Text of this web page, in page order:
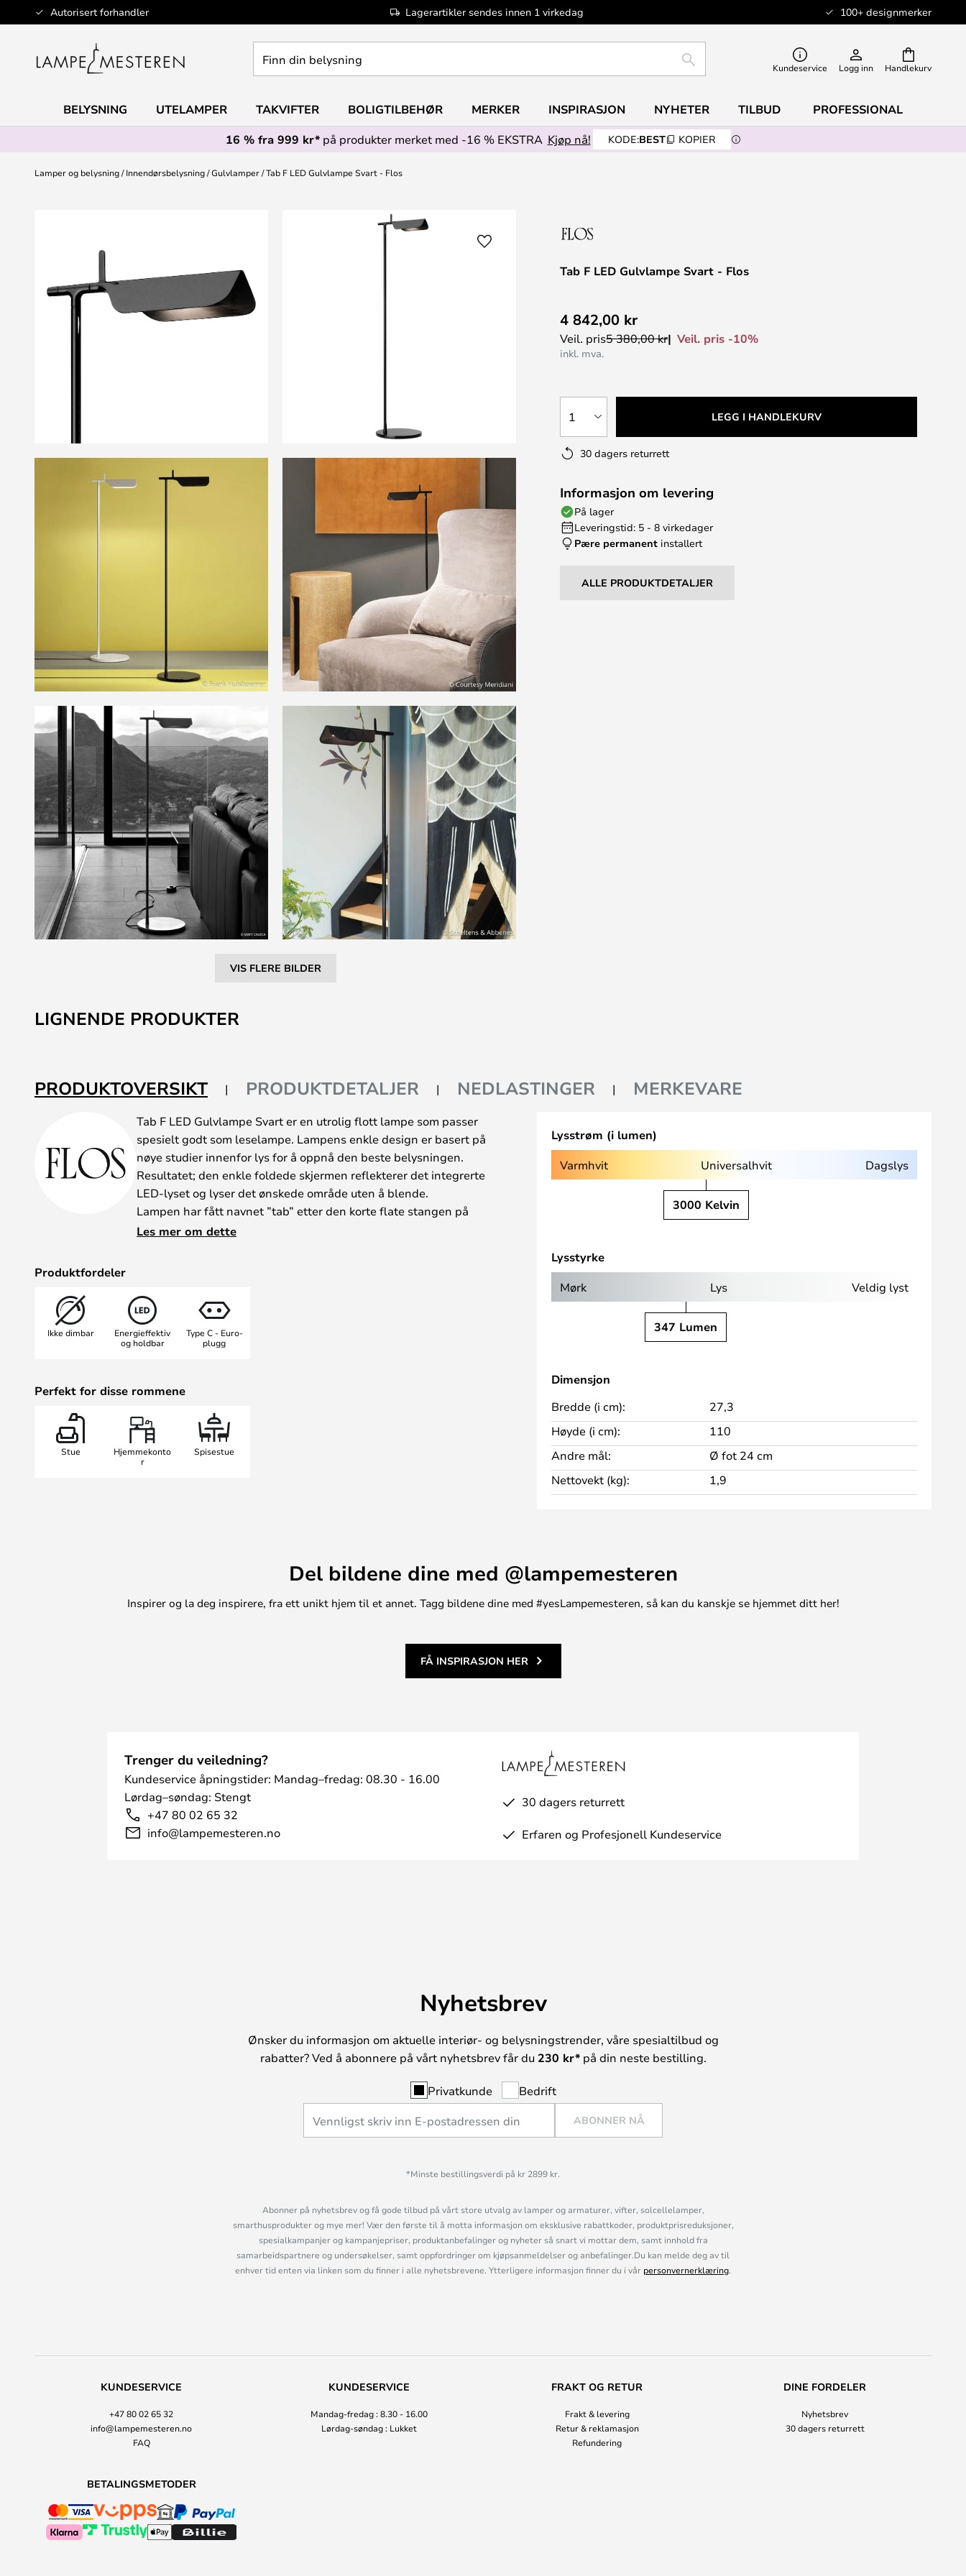
Autorisert forhandler Lagerartikler sendes innen 1 virkedag 100+ designmerker
Hopp
til
Handlekurv
din
SØK Kundeservice Logg inn
BELYSNING UTELAMPER TAKVIFTER BOLIGTILBEHØR MERKER INSPIRASJON NYHETER TILBUD
PROFESSIONAL
16 % fra 999 kr*på produkter merket med -16 % EKSTRA Kjøp nå! KODE:BEST KOPIER
Lamper og belysning Innendørsbelysning Gulvlamper Tab F LED Gulvlampe Svart - Flos
bildegalleri
VIS FLERE BILDER
til
begynnelsen
Tab F LED Gulvlampe Svart - Flos
4 842,00 kr
Veil. pris5 380,00 kr Veil. pris -10%
inkl. mva.
1 LEGG I HANDLEKURV
30 dagers returrett
Informasjon om levering
På lager
Leveringstid: 5 - 8 virkedager
Pære permanent installert
ALLE PRODUKTDETALJER
LIGNENDE PRODUKTER
PRODUKTOVERSIKT PRODUKTDETALJER NEDLASTINGER MERKEVARE
Tab F LED Gulvlampe Svart er en utrolig flott lampe som passer
spesielt godt som leselampe. Lampens enkle design er basert på
nøye studier innenfor lys for å oppnå den beste belysningen.
Resultatet; den enkle foldede skjermen reflekterer det integrerte
LED-lyset og lyser det ønskede område uten å blende.
Lampen har fått navnet ”tab” etter den korte flate stangen på
siden av skjermen som brukes til å justere lyskjeglen. I 2008 vant
Bordlampen i samme serie., hvor du finner gulvlampen i svart, hvit,
grønn og blå.
Les mer om dette
Produktfordeler
Ikke dimbar
Energieffektiv
og holdbar
Type C - Euro-
plugg
Perfekt for disse rommene
Stue
Hjemmekonto
r
Spisestue
Lysstrøm (i lumen)
Varmhvit Universalhvit Dagslys
3000 Kelvin
Lysstyrke
Mørk Lys Veldig lyst
347 Lumen
Dimensjon
Bredde (i cm):
27,3
Høyde (i cm):
110
Andre mål:
Ø fot 24 cm
Nettovekt (kg):
1,9
Del bildene dine med @lampemesteren
Inspirer og la deg inspirere, fra ett unikt hjem til et annet. Tagg bildene dine med #yesLampemesteren, så kan du kanskje se hjemmet ditt her!
FÅ INSPIRASJON HER
Trenger du veiledning?
Kundeservice åpningstider: Mandag–fredag: 08.30 - 16.00
Lørdag–søndag: Stengt
+47 80 02 65 32
info@lampemesteren.no
30 dagers returrett
Erfaren og Profesjonell Kundeservice
Nyhetsbrev
Ønsker du informasjon om aktuelle interiør- og belysningstrender, våre spesialtilbud og
rabatter? Ved å abonnere på vårt nyhetsbrev får du 230 kr*på din neste bestilling.
Privatkunde Bedrift
ABONNER NÅ
*Minste bestillingsverdi på kr 2899 kr.
Abonner på nyhetsbrev og få gode tilbud på vårt store utvalg av lamper og armaturer, vifter, solcellelamper,
smarthusprodukter og mye mer! Vær den første til å motta informasjon om eksklusive rabattkoder, produktprisreduksjoner,
spesialkampanjer og kampanjepriser, produktanbefalinger og nyheter så snart vi mottar dem, samt innhold fra
samarbeidspartnere og undersøkelser, samt oppfordringer om kjøpsanmeldelser og anbefalinger.Du kan melde deg av til
enhver tid enten via linken som du finner i alle nyhetsbrevene. Ytterligere informasjon finner du i vår personvernerklæring.
KUNDESERVICE
+47 80 02 65 32
info@lampemesteren.no
FAQ
KUNDESERVICE
Mandag-fredag : 8.30 - 16.00
Lørdag-søndag : Lukket
FRAKT OG RETUR
Frakt & levering
Retur & reklamasjon
Refundering
DINE FORDELER
Nyhetsbrev
30 dagers returrett
BETALINGSMETODER